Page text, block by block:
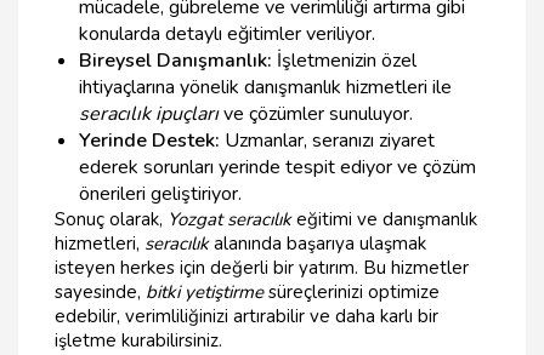
mücadele, gübreleme ve verimliliği artırma gibi
konularda detaylı eğitimler veriliyor.
Bireysel Danışmanlık: İşletmenizin özel
ihtiyaçlarına yönelik danışmanlık hizmetleri ile
seracılık ipuçlarıve çözümler sunuluyor.
Yerinde Destek: Uzmanlar, seranızı ziyaret
ederek sorunları yerinde tespit ediyor ve çözüm
önerileri geliştiriyor.
Sonuç olarak, Yozgat seracılıkeğitimi ve danışmanlık
hizmetleri, seracılıkalanında başarıya ulaşmak
isteyen herkes için değerli bir yatırım. Bu hizmetler
sayesinde, bitki yetiştirmesüreçlerinizi optimize
edebilir, verimliliğinizi artırabilir ve daha karlı bir
işletme kurabilirsiniz.